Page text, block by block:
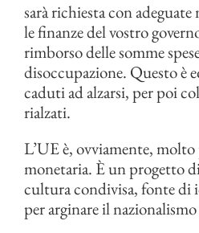
sarà richiesta con
le finanze del vostro
rimborso delle somme
disoccupazione. Questo è
caduti ad alzarsi, per poi
rialzati.
L’UE è, ovviamente, molto
monetaria. È un progetto
cultura condivisa, fonte
per arginare il